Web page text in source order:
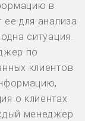
в
для анализа
ситуация.
по
клиентов
о клиентах
менеджер